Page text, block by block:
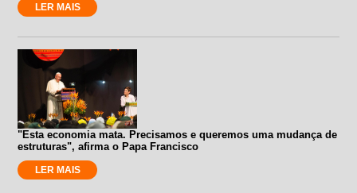
LER MAIS
"Esta economia mata. Precisamos e queremos uma mudança de
estruturas", afirma o Papa Francisco
LER MAIS